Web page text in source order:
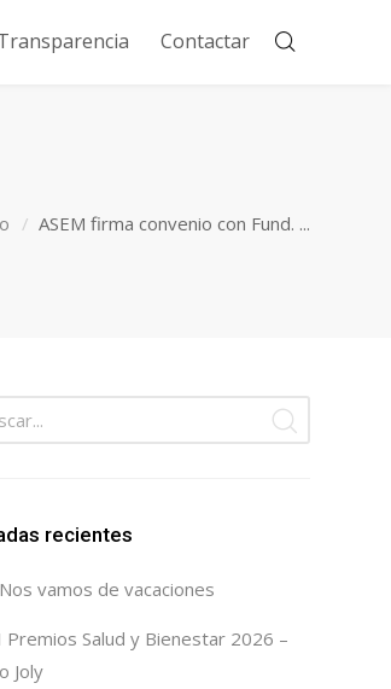
Contactar
ASEM firma convenio con Fund. ...
recientes
Nos vamos de vacaciones
Premios Salud y Bienestar 2026 –
Joly